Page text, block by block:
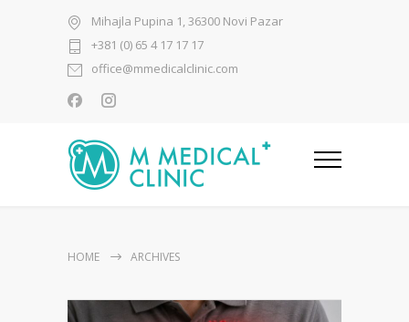
Mihajla Pupina 1, 36300 Novi Pazar
+381 (0) 65 4 17 17 17
office@mmedicalclinic.com
HOME ARCHIVES